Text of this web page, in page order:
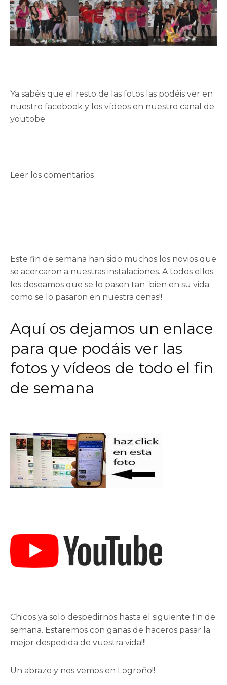
Ya sabéis que el resto de las fotos las podéis ver en
nuestro facebook y los vídeos en nuestro canal de
youtobe
Leer los comentarios
Este fin de semana han sido muchos los novios que
se acercaron a nuestras instalaciones. A todos ellos
les deseamos que se lo pasen tan bien en su vida
como se lo pasaron en nuestra cenas!!
Aquí os dejamos un enlace
para que podáis ver las
fotos y vídeos de todo el fin
de semana
Chicos ya solo despedirnos hasta el siguiente fin de
semana. Estaremos con ganas de haceros pasar la
mejor despedida de vuestra vida!!!
Un abrazo y nos vemos en Logroño!!